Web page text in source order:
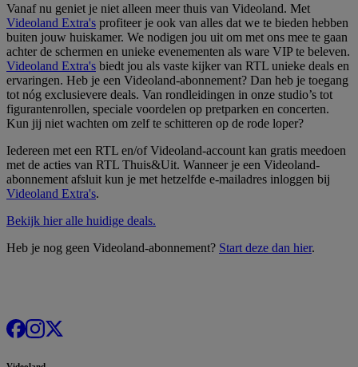
Vanaf nu geniet je niet alleen meer thuis van Videoland. Met
Videoland Extra's profiteer je ook van alles dat we te bieden hebben
buiten jouw huiskamer. We nodigen jou uit om met ons mee te gaan
achter de schermen en unieke evenementen als ware VIP te beleven.
Videoland Extra's biedt jou als vaste kijker van RTL unieke deals en
ervaringen. Heb je een Videoland-abonnement? Dan heb je toegang
tot nóg exclusievere deals. Van rondleidingen in onze studio’s tot
figurantenrollen, speciale voordelen op pretparken en concerten.
Kun jij niet wachten om zelf te schitteren op de rode loper?
Iedereen met een RTL en/of Videoland-account kan gratis meedoen
met de acties van RTL Thuis&Uit. Wanneer je een Videoland-
abonnement afsluit kun je met hetzelfde e-mailadres inloggen bij
Videoland Extra's.
Bekijk hier alle huidige deals.
Heb je nog geen Videoland-abonnement? Start deze dan hier.